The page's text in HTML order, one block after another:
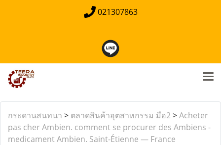
021307863
กระดานสนทนา > ตลาดสินค้าอุตสาหกรรม มือ2>Acheter
pas cher Ambien. comment se procurer des Ambiens -
medicament Ambien. Saint-Étienne — France